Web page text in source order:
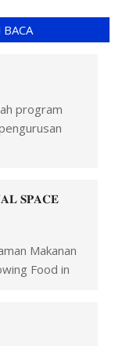
program
𝐒𝐏𝐀𝐂𝐄
Makanan
Food in